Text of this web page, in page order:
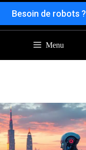
Besoin de robots ?
Menu